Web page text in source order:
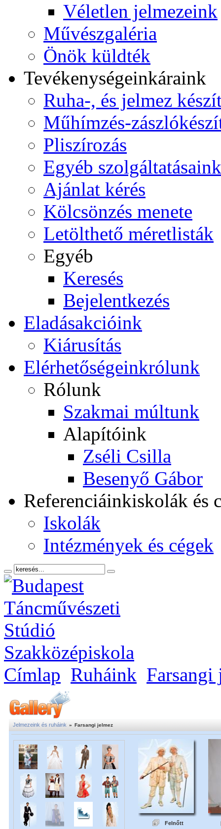
Véletlen jelmezeink
Művészgaléria
Önök küldték
Tevékenységeinkáraink
Ruha-, és jelmez
Műhímzés-
Pliszírozás
Egyéb szolgáltatásaink
Ajánlat kérés
Kölcsönzés menete
Letölthető méretlisták
Egyéb
Keresés
Bejelentkezés
Eladásakcióink
Kiárusítás
Elérhetőségeinkrólunk
Rólunk
Szakmai múltunk
Alapítóink
Zséli Csilla
Besenyő Gábor
Referenciáinkiskolák és
Iskolák
Intézmények és cégek
Címlap Ruháink Farsangi
Jelmezeink és ruháink » Farsangi jelmez
Felnőtt